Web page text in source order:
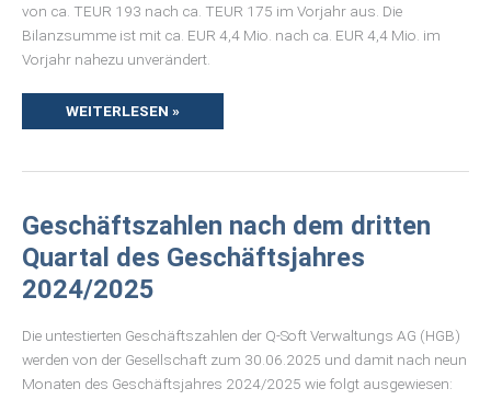
von ca. TEUR 193 nach ca. TEUR 175 im Vorjahr aus. Die
Bilanzsumme ist mit ca. EUR 4,4 Mio. nach ca. EUR 4,4 Mio. im
Vorjahr nahezu unverändert.
WEITERLESEN »
Geschäftszahlen nach dem dritten
Quartal des Geschäftsjahres
2024/2025
Die untestierten Geschäftszahlen der Q-Soft Verwaltungs AG (HGB)
werden von der Gesellschaft zum 30.06.2025 und damit nach neun
Monaten des Geschäftsjahres 2024/2025 wie folgt ausgewiesen:
GESCHÄFTSZAHLEN
NACH
DRITTEN
QUARTAL
DES
GESCHÄFTSJAHRES